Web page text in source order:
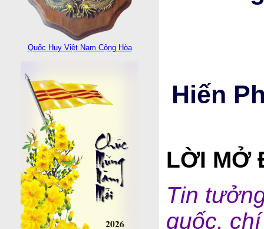
Quốc Huy Việt Nam Cộng Hòa
Hiến
LỜI MỞ
Tin
quốc,